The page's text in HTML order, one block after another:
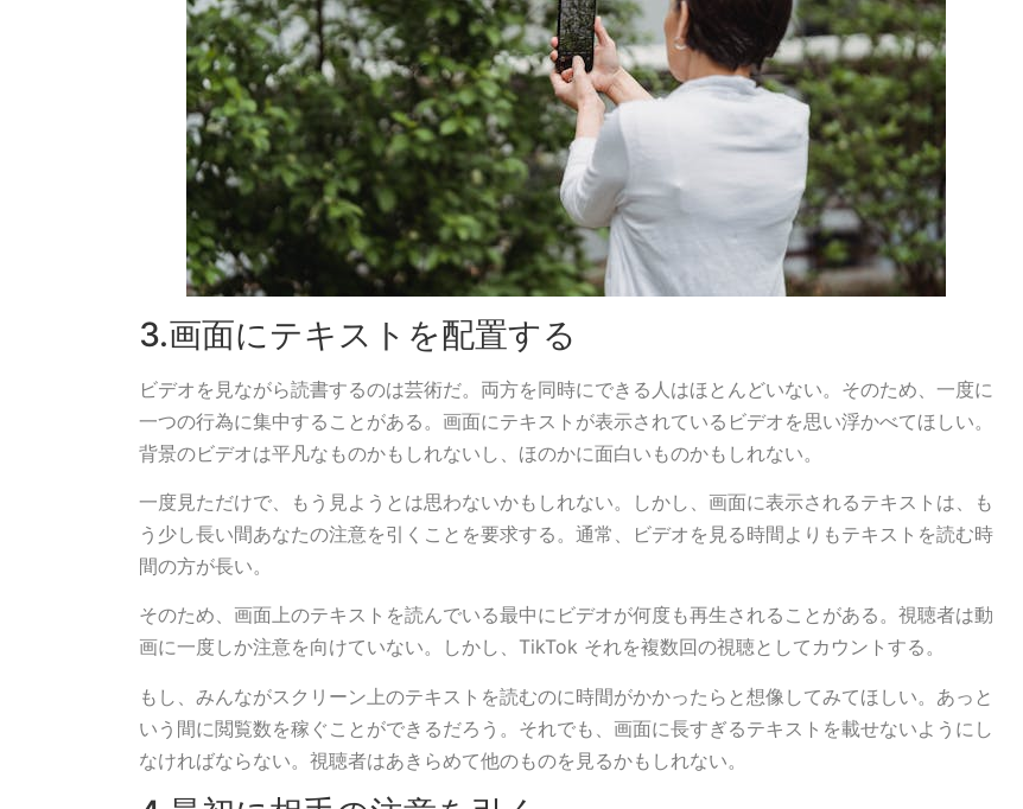
3.画面にテキストを配置する
ビデオを見ながら読書するのは芸術だ。両方を同時にできる人はほとんどいない。そのため、一度に
一つの行為に集中することがある。画面にテキストが表示されているビデオを思い浮かべてほしい。
背景のビデオは平凡なものかもしれないし、ほのかに面白いものかもしれない。
一度見ただけで、もう見ようとは思わないかもしれない。しかし、画面に表示されるテキストは、も
う少し長い間あなたの注意を引くことを要求する。通常、ビデオを見る時間よりもテキストを読む時
間の方が長い。
そのため、画面上のテキストを読んでいる最中にビデオが何度も再生されることがある。視聴者は動
画に一度しか注意を向けていない。しかし、TikTok それを複数回の視聴としてカウントする。
もし、みんながスクリーン上のテキストを読むのに時間がかかったらと想像してみてほしい。あっと
いう間に閲覧数を稼ぐことができるだろう。それでも、画面に長すぎるテキストを載せないようにし
なければならない。視聴者はあきらめて他のものを見るかもしれない。